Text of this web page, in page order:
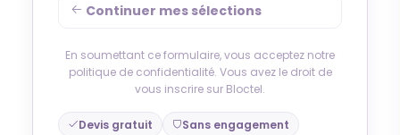
Continuer mes sélections
En soumettant ce formulaire, vous acceptez notre
politique de confidentialité. Vous avez le droit de
vous inscrire sur Bloctel.
Devis gratuit Sans engagement